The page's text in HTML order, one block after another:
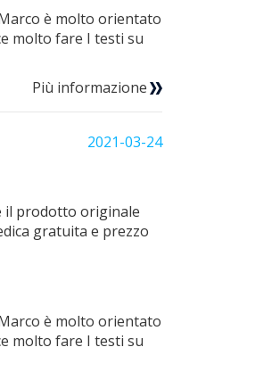
è molto orientato
molto fare I testi su
Più informazione
2021-03-24
il prodotto originale
gratuita e prezzo
è molto orientato
molto fare I testi su